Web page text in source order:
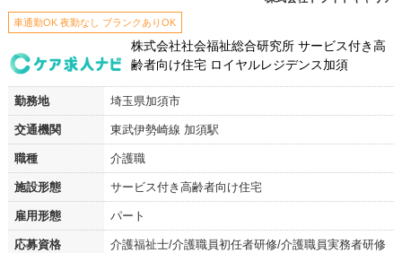
車通勤OK 夜勤なし ブランクありOK
株式会社社会福祉総合研究所 サービス付き高
齢者向け住宅 ロイヤルレジデンス加須
勤務地 埼玉県加須市
交通機関 東武伊勢崎線 加須駅
職種 介護職
施設形態 サービス付き高齢者向け住宅
雇用形態 パート
応募資格 介護福祉士/介護職員初任者研修/介護職員実務者研修